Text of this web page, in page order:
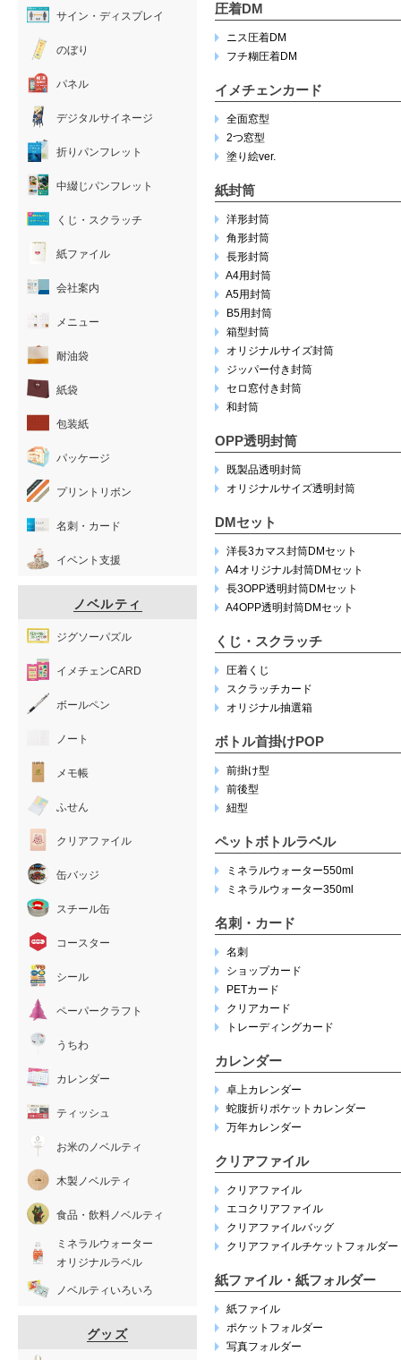
圧着DM
ニス圧着DM
フチ糊圧着DM
イメチェンカード
全面窓型
2つ窓型
塗り絵ver.
紙封筒
洋形封筒
角形封筒
長形封筒
A4用封筒
A5用封筒
B5用封筒
箱型封筒
オリジナルサイズ封筒
ジッパー付き封筒
セロ窓付き封筒
和封筒
OPP透明封筒
既製品透明封筒
オリジナルサイズ透明封筒
DMセット
洋長3カマス封筒DMセット
A4オリジナル封筒DMセット
長3OPP透明封筒DMセット
A4OPP透明封筒DMセット
くじ・スクラッチ
圧着くじ
スクラッチカード
オリジナル抽選箱
ボトル首掛けPOP
前掛け型
前後型
紐型
ペットボトルラベル
ミネラルウォーター550ml
ミネラルウォーター350ml
名刺・カード
名刺
ショップカード
PETカード
クリアカード
トレーディングカード
カレンダー
卓上カレンダー
蛇腹折りポケットカレンダー
万年カレンダー
クリアファイル
クリアファイル
エコクリアファイル
クリアファイルバッグ
クリアファイルチケットフォルダー
紙ファイル・紙フォルダー
紙ファイル
ポケットフォルダー
写真フォルダー
サイン・ディスプレイ
のぼり
パネル
デジタルサイネージ
折りパンフレット
中綴じパンフレット
くじ・スクラッチ
紙ファイル
会社案内
メニュー
耐油袋
紙袋
包装紙
パッケージ
プリントリボン
名刺・カード
イベント支援
ノベルティ
ジグソーパズル
イメチェンCARD
ボールペン
ノート
メモ帳
ふせん
クリアファイル
缶バッジ
スチール缶
コースター
シール
ペーパークラフト
うちわ
カレンダー
ティッシュ
お米のノベルティ
木製ノベルティ
食品・飲料ノベルティ
ミネラルウォーター
オリジナルラベル
ノベルティいろいろ
グッズ